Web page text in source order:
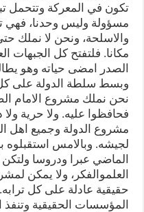
تكون في المعركة وتتحمل
مسؤولة وليس وحدنا، فهي
والاسلحة، ونحن لا نملك
مكانا. فلتفتح كل الجبهات
الصدر امضى حياته وهو
وبسط سلطة الدولة على
نحن نملك مشروع الامام
فحافظوا عليه. ولا حرية
مشروع الدولة وجميع اهل
لجيشه. وبالامس استقبلوه
الماضي عبرا ودروسا ولتكن
العلموالفكر، ولا يمكن
حقيقية عادلة على كل
المؤسسات الحقيقية وتنفذ